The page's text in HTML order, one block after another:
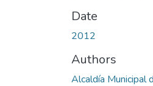
Date
2012
Authors
Alcaldía Municipal